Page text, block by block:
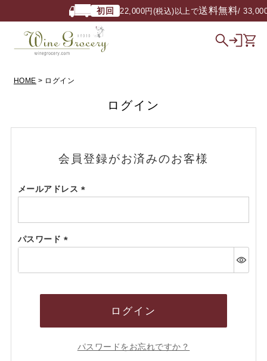
初回 22,000円(税込)以上で送料無料/ 33,000
HOME ログイン
ログイン
会員登録がお済みのお客様
メールアドレス
須)
パスワード
須)
ログイン
パスワードをお忘れですか？